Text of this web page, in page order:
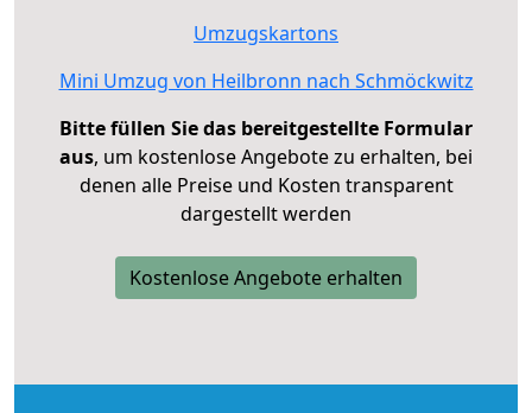
Umzugskartons
Mini Umzug von Heilbronn nach Schmöckwitz
Bitte füllen Sie das bereitgestellte Formular
aus, um kostenlose Angebote zu erhalten, bei
denen alle Preise und Kosten transparent
dargestellt werden
Kostenlose Angebote erhalten